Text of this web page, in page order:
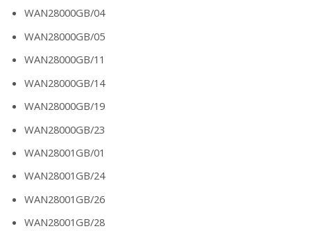
WAN28000GB/04
WAN28000GB/05
WAN28000GB/11
WAN28000GB/14
WAN28000GB/19
WAN28000GB/23
WAN28001GB/01
WAN28001GB/24
WAN28001GB/26
WAN28001GB/28